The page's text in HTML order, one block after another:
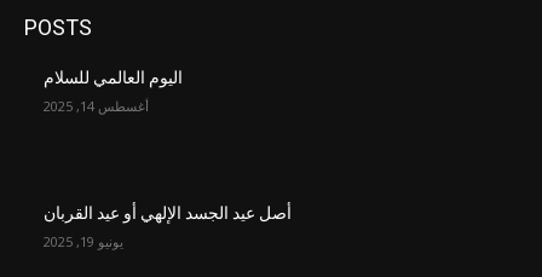
POSTS
اليوم العالمي للسلام
أغسطس 14, 2025
أصل عيد الجسد الإلهي أو عيد القربان
يونيو 19, 2025